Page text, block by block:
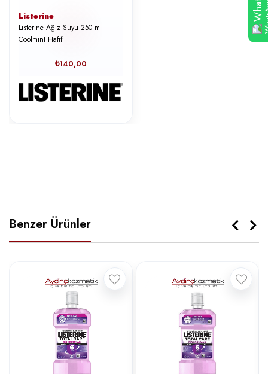
Listerine
Listerine Ağiz Suyu 250 ml
Coolmint Hafif
₺140,00
Benzer Ürünler